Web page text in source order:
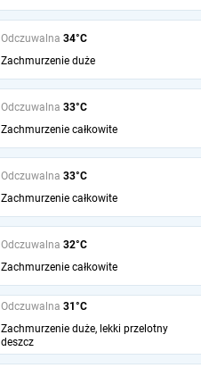
Odczuwalna 34°C
Zachmurzenie duże
Odczuwalna 33°C
Zachmurzenie całkowite
Odczuwalna 33°C
Zachmurzenie całkowite
Odczuwalna 32°C
Zachmurzenie całkowite
Odczuwalna 31°C
Zachmurzenie duże, lekki przelotny
deszcz